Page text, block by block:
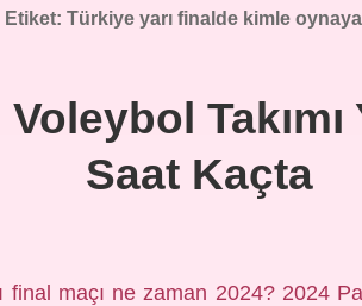
Etiket:Türkiye yarı finalde kimle
Takımı
Saat Kaçta
final maçı ne zaman 2024? 2024